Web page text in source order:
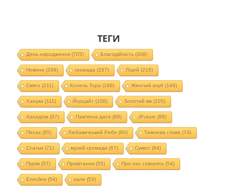
ТЕГИ
День народження(705) Благодійність (308)
Новини (299) громада (267) Ліцей (216)
Свято (211) Колель Тора (188) Жіночий клуб (149)
Ханука (111) Йорцайт (108) Золотий вік(105)
Хасидізм (97) Пам'ятна дата (88) JFuture (88)
Песах(85) Любавичський Ребе (80) Тижнева глава (74)
Статьи (71) музей громади (67) Суккот (64)
Пурім (57) Привітання(55) Про нас говорять (54)
EnerJew(54) хали (53)